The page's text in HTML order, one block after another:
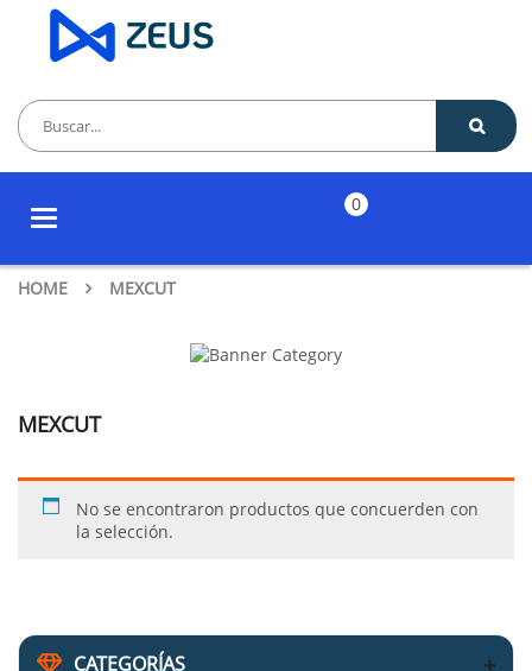
Toggle
0
HOME MEXCUT
CATEGORÍAS
MEXCUT
No se encontraron productos que concuerden con
la selección.